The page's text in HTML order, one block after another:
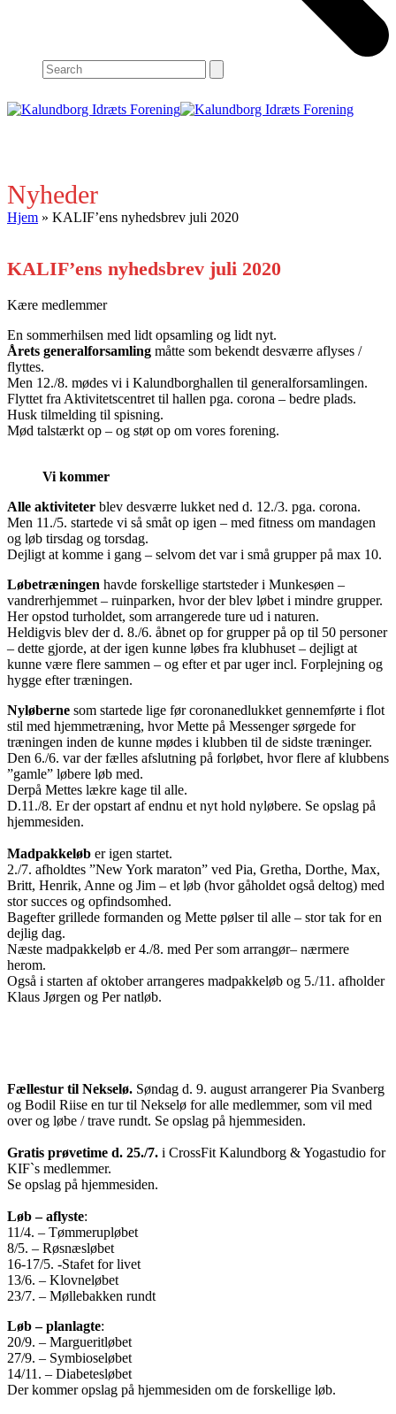
Search
Nyheder
Hjem » KALIF’ens nyhedsbrev juli 2020
KALIF’ens nyhedsbrev juli 2020
Kære medlemmer
En sommerhilsen med lidt opsamling og lidt nyt.
Årets generalforsamling måtte som bekendt desværre aflyses /
flyttes.
Men 12./8. mødes vi i Kalundborghallen til generalforsamlingen.
Flyttet fra Aktivitetscentret til hallen pga. corona – bedre plads.
Husk tilmelding til spisning.
Mød talstærkt op – og støt op om vores forening.
Vi kommer
Alle aktiviteter blev desværre lukket ned d. 12./3. pga. corona.
Men 11./5. startede vi så småt op igen – med fitness om mandagen
og løb tirsdag og torsdag.
Dejligt at komme i gang – selvom det var i små grupper på max 10.
Løbetræningen havde forskellige startsteder i Munkesøen –
vandrerhjemmet – ruinparken, hvor der blev løbet i mindre grupper.
Her opstod turholdet, som arrangerede ture ud i naturen.
Heldigvis blev der d. 8./6. åbnet op for grupper på op til 50 personer
– dette gjorde, at der igen kunne løbes fra klubhuset – dejligt at
kunne være flere sammen – og efter et par uger incl. Forplejning og
hygge efter træningen.
Nyløberne som startede lige før coronanedlukket gennemførte i flot
stil med hjemmetræning, hvor Mette på Messenger sørgede for
træningen inden de kunne mødes i klubben til de sidste træninger.
Den 6./6. var der fælles afslutning på forløbet, hvor flere af klubbens
”gamle” løbere løb med.
Derpå Mettes lækre kage til alle.
D.11./8. Er der opstart af endnu et nyt hold nyløbere. Se opslag på
hjemmesiden.
Madpakkeløb er igen startet.
2./7. afholdtes ”New York maraton” ved Pia, Gretha, Dorthe, Max,
Britt, Henrik, Anne og Jim – et løb (hvor gåholdet også deltog) med
stor succes og opfindsomhed.
Bagefter grillede formanden og Mette pølser til alle – stor tak for en
dejlig dag.
Næste madpakkeløb er 4./8. med Per som arrangør– nærmere
herom.
Også i starten af oktober arrangeres madpakkeløb og 5./11. afholder
Klaus Jørgen og Per natløb.
Fællestur til Nekselø. Søndag d. 9. august arrangerer Pia Svanberg
og Bodil Riise en tur til Nekselø for alle medlemmer, som vil med
over og løbe / trave rundt. Se opslag på hjemmesiden.
Gratis prøvetime d. 25./7. i CrossFit Kalundborg & Yogastudio for
KIF`s medlemmer.
Se opslag på hjemmesiden.
Løb – aflyste:
11/4. – Tømmerupløbet
8/5. – Røsnæsløbet
16-17/5. -Stafet for livet
13/6. – Klovneløbet
23/7. – Møllebakken rundt
Løb – planlagte:
20/9. – Margueritløbet
27/9. – Symbioseløbet
14/11. – Diabetesløbet
Der kommer opslag på hjemmesiden om de forskellige løb.